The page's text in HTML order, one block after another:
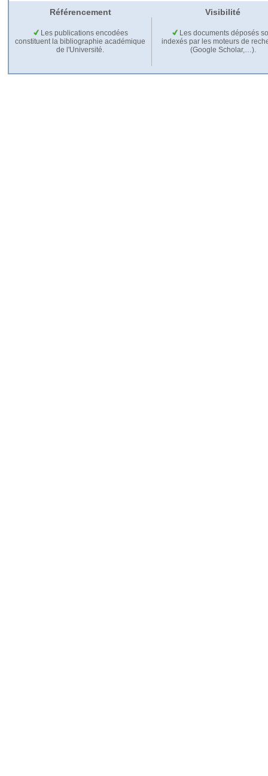
Référencement Visibilité
Les publications encodées
constituent la bibliographie académique
de l'Université.
Les documents déposés
indexés par les moteurs de
(Google Scholar,…).